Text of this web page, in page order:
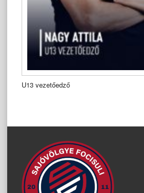
U13 vezetőedző